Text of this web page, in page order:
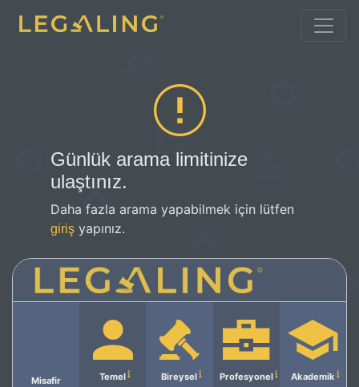
Günlük arama limitinize
ulaştınız.
Daha fazla arama yapabilmek için lütfen
giriş yapınız.
Misafir Temel Bireysel Profesyonel Akademik